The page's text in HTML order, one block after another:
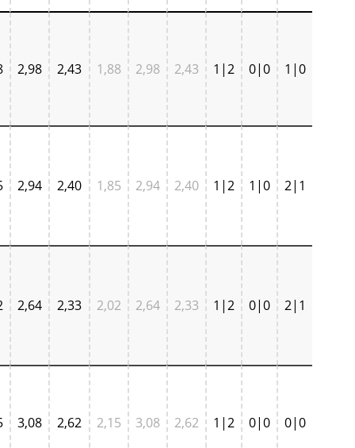
2,98 2,43 1,88 2,98 2,43 1|2 0|0 1|0
2,94 2,40 1,85 2,94 2,40 1|2 1|0 2|1
2,64 2,33 2,02 2,64 2,33 1|2 0|0 2|1
3,08 2,62 2,15 3,08 2,62 1|2 0|0 0|0